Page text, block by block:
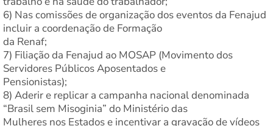
6) Nas comissões de organização dos eventos da Fenajud
incluir a coordenação de Formação
da Renaf;
7) Filiação da Fenajud ao MOSAP (Movimento dos
Servidores Públicos Aposentados e
Pensionistas);
8) Aderir e replicar a campanha nacional denominada
“Brasil sem Misoginia” do Ministério das
Mulheres nos Estados e incentivar a gravação de vídeos